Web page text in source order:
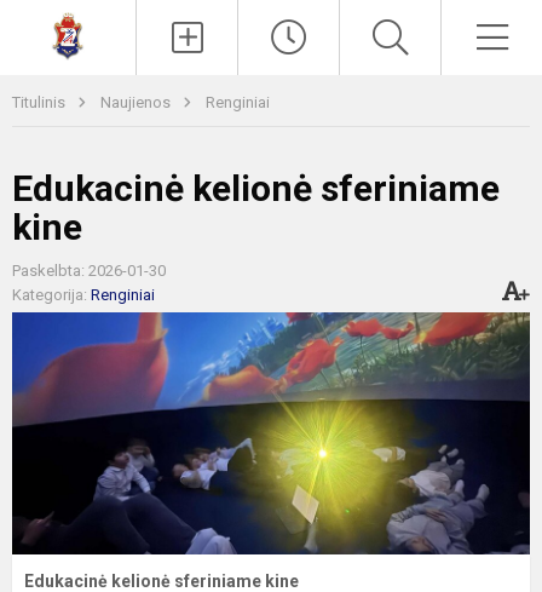
Titulinis Naujienos Renginiai
Edukacinė kelionė sferiniame
kine
Paskelbta: 2026-01-30
Kategorija: Renginiai
Edukacinė kelionė sferiniame kine